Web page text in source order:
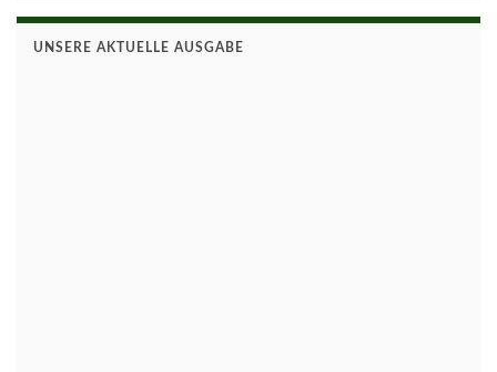
UNSERE AKTUELLE AUSGABE